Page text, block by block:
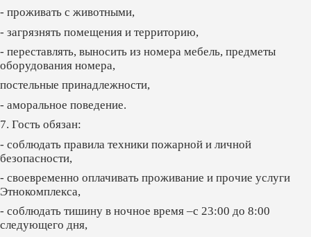
- проживать с животными,
- загрязнять помещения и территорию,
- переставлять, выносить из номера мебель, предметы
оборудования номера,
постельные принадлежности,
- аморальное поведение.
7. Гость обязан:
- соблюдать правила техники пожарной и личной
безопасности,
- своевременно оплачивать проживание и прочие услуги
Этнокомплекса,
- соблюдать тишину в ночное время –с 23:00 до 8:00
следующего дня,